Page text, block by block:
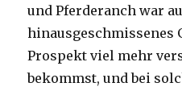
und Pferderanch war
hinausgeschmissenes
Prospekt viel mehr
bekommst, und bei